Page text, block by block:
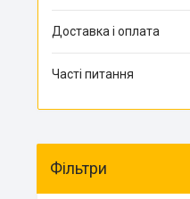
Доставка і оплата
Часті питання
Фільтри